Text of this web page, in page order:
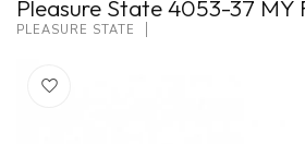
Pleasure State 4053-37 MY
PLEASURE STATE